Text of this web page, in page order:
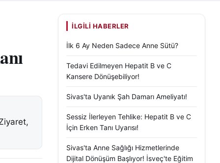
İLGILI HABERLER
İlk 6 Ay Neden Sadece Anne Sütü?
Tedavi Edilmeyen Hepatit B ve C
Kansere Dönüşebiliyor!
Sivas'ta Uyanık Şah Damarı Ameliyatı!
Sessiz İlerleyen Tehlike: Hepatit B ve C
İçin Erken Tanı Uyarısı!
Sivas'ta Anne Sağlığı Hizmetlerinde
Dijital Dönüşüm Başlıyor! İsveç'te Eğitim